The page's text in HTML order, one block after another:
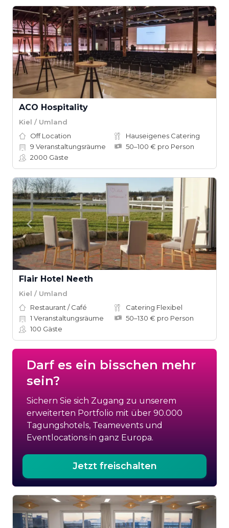
ACO Hospitality
Kiel / Umland
Off Location
Hauseigenes Catering
9 Veranstaltungsräume
50–100 € pro Person
2000 Gäste
Flair Hotel Neeth
Kiel / Umland
Restaurant / Café
Catering Flexibel
1 Veranstaltungsräume
50–130 € pro Person
100 Gäste
Darf es ein bisschen mehr
sein?
Sichern Sie sich Zugang zu unserem
erweiterten Portfolio mit über 90.000
Tagungshotels, Teamevents und
Eventlocations in ganz Europa.
Jetzt freischalten